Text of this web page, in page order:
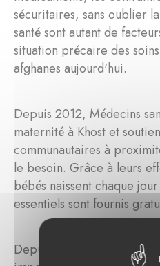
sécuritaires, sans oublier
santé sont autant de
situation précaire des
afghanes aujourd'hui.
Depuis 2012, Médecins
maternité à Khost et
communautaires à
le besoin. Grâce à leurs
bébés naissent chaque
essentiels sont fournis
Depuis 2022, Maßvoll